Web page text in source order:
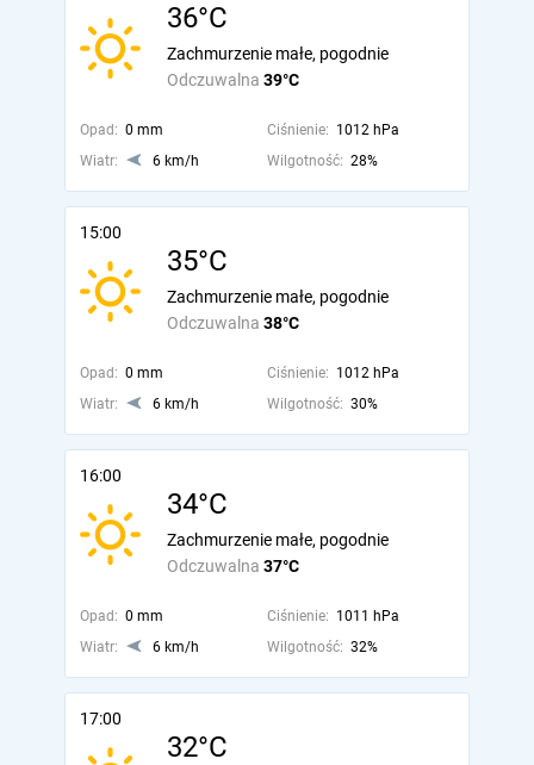
36°C
Odczuwalna 39°C
Zachmurzenie małe, pogodnie
Opad: 0 mm Ciśnienie: 1012 hPa
Wiatr:
6 km/h Wilgotność: 28%
15:00
35°C
Odczuwalna 38°C
Zachmurzenie małe, pogodnie
Opad: 0 mm Ciśnienie: 1012 hPa
Wiatr:
6 km/h Wilgotność: 30%
16:00
34°C
Odczuwalna 37°C
Zachmurzenie małe, pogodnie
Opad: 0 mm Ciśnienie: 1011 hPa
Wiatr:
6 km/h Wilgotność: 32%
17:00
32°C